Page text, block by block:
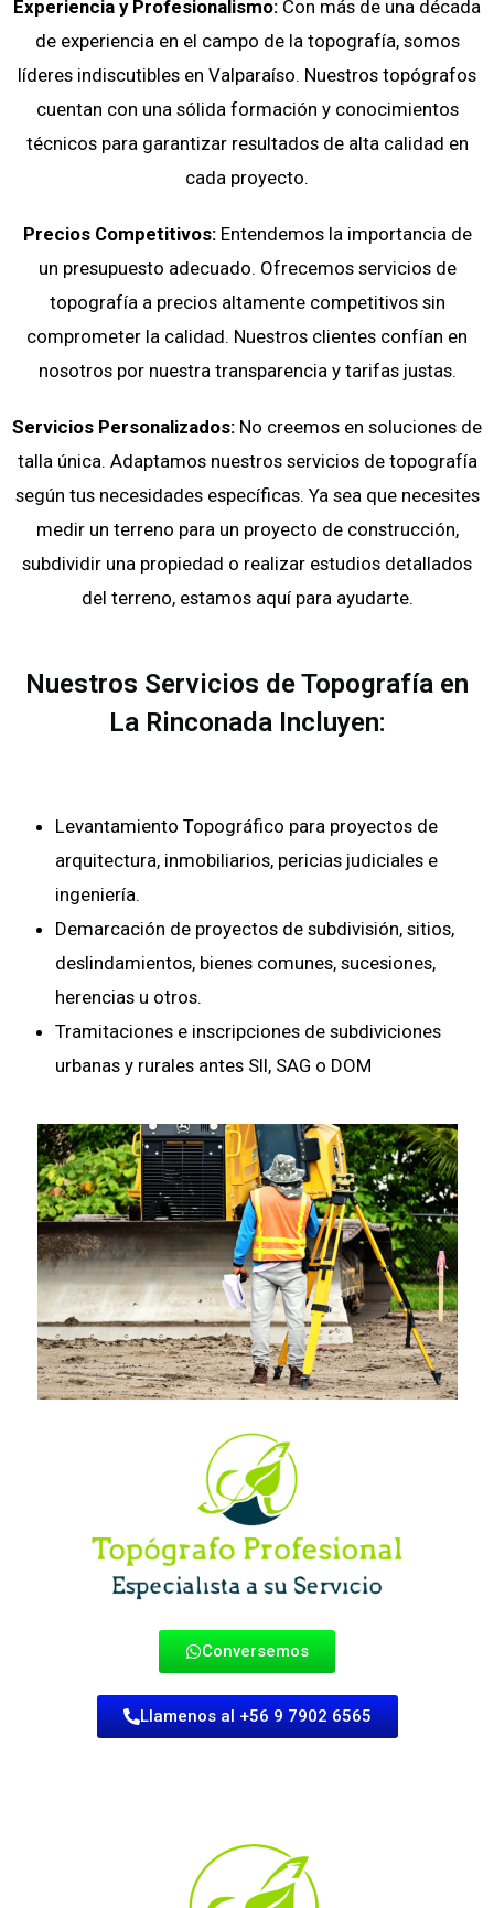
Experiencia y Profesionalismo: Con más de una década
de experiencia en el campo de la topografía, somos
líderes indiscutibles en Valparaíso. Nuestros topógrafos
cuentan con una sólida formación y conocimientos
técnicos para garantizar resultados de alta calidad en
cada proyecto.
Precios Competitivos:Entendemos la importancia de
un presupuesto adecuado. Ofrecemos servicios de
topografía a precios altamente competitivos sin
comprometer la calidad. Nuestros clientes confían en
nosotros por nuestra transparencia y tarifas justas.
Servicios Personalizados: No creemos en soluciones de
talla única. Adaptamos nuestros servicios de topografía
según tus necesidades específicas. Ya sea que necesites
medir un terreno para un proyecto de construcción,
subdividir una propiedad o realizar estudios detallados
del terreno, estamos aquí para ayudarte.
Nuestros Servicios de Topografía en
La Rinconada Incluyen:
Levantamiento Topográfico para proyectos de
arquitectura, inmobiliarios, pericias judiciales e
ingeniería.
Demarcación de proyectos de subdivisión, sitios,
deslindamientos, bienes comunes, sucesiones,
herencias u otros.
Tramitaciones e inscripciones de subdiviciones
urbanas y rurales antes SII, SAG o DOM
Conversemos
Llamenos al +56 9 7902 6565